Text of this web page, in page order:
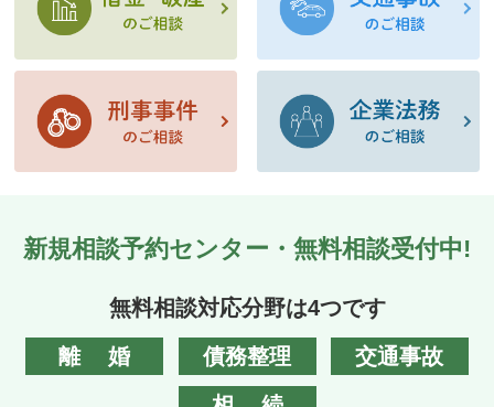
新規相談予約センター・無料相談受付中!
無料相談対応分野は4つです
離婚
債務整理
交通事故